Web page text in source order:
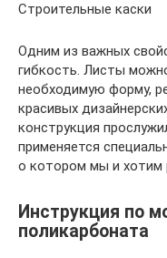
Строительные каски
Одним из важных
гибкость. Листы
необходимую форму,
красивых
конструкция
применяется
о котором мы и хотим
Инструкция по
поликарбоната